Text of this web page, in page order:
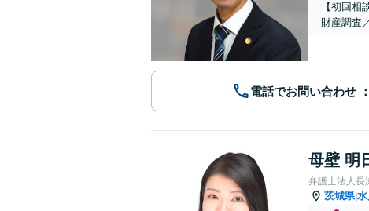
【初回
財産調査
電話でお問い合わせ
母壁 明
弁護士法人長
茨城県|